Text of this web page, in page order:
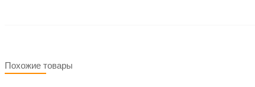
Похожие товары